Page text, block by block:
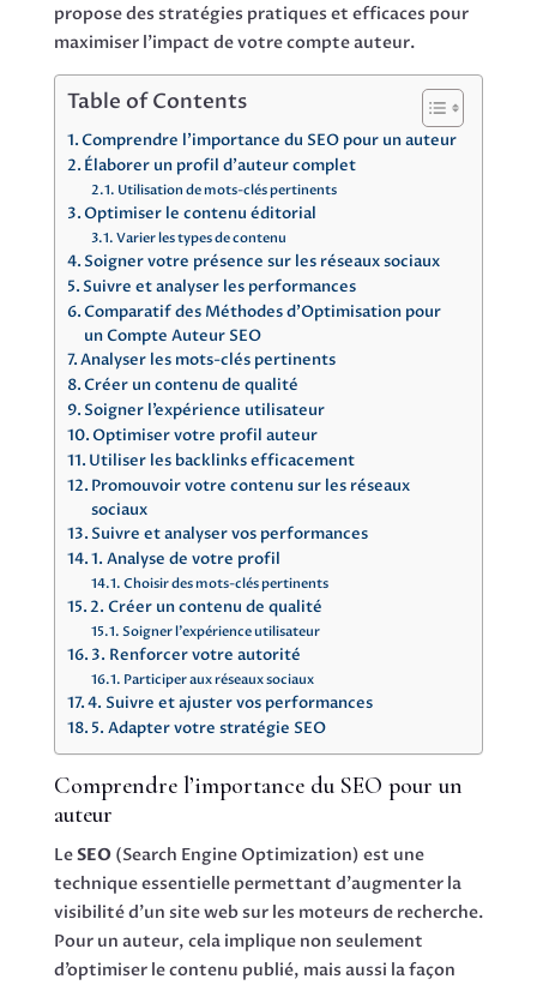
propose des stratégies pratiques et efficaces pour
maximiser l’impact de votre compte auteur.
Table of Contents
Comprendre l’importance du SEO pour un auteur
Élaborer un profil d’auteur complet
Utilisation de mots-clés pertinents
Optimiser le contenu éditorial
Varier les types de contenu
Soigner votre présence sur les réseaux sociaux
Suivre et analyser les performances
Comparatif des Méthodes d’Optimisation pour
un Compte Auteur SEO
Analyser les mots-clés pertinents
Créer un contenu de qualité
Soigner l’expérience utilisateur
Optimiser votre profil auteur
Utiliser les backlinks efficacement
Promouvoir votre contenu sur les réseaux
sociaux
Suivre et analyser vos performances
1. Analyse de votre profil
Choisir des mots-clés pertinents
2. Créer un contenu de qualité
Soigner l’expérience utilisateur
3. Renforcer votre autorité
Participer aux réseaux sociaux
4. Suivre et ajuster vos performances
5. Adapter votre stratégie SEO
Comprendre l’importance du SEO pour un
auteur
LeSEO(Search Engine Optimization) est une
technique essentielle permettant d’augmenter la
visibilité d’un site web sur les moteurs de recherche.
Pour un auteur, cela implique non seulement
d’optimiser le contenu publié, mais aussi la façon